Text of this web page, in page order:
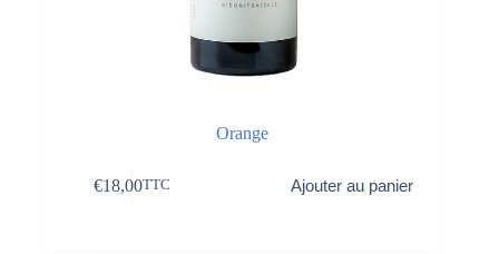
Orange
€18,00TTC Ajouter au panier